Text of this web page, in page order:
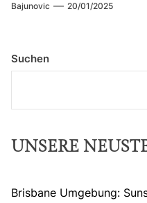
Bajunovic 20/01/2025
Suchen
UNSERE
Brisbane Umgebung: